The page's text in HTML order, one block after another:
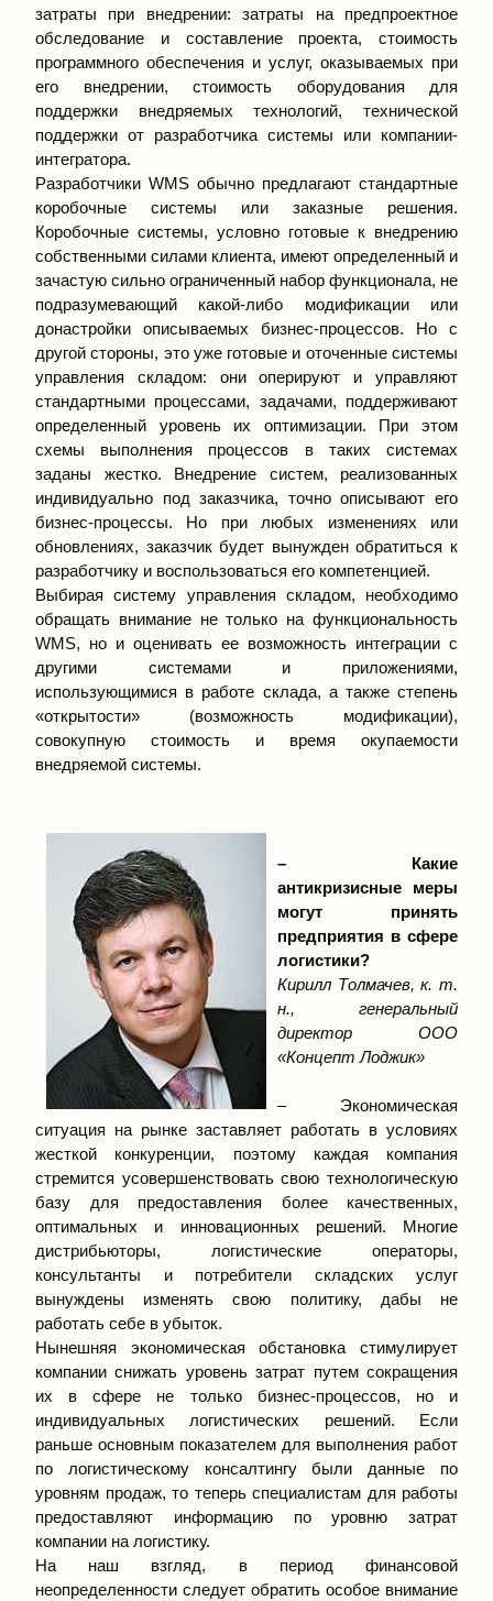
затраты при внедрении: затраты на предпроектное
обследование и составление проекта, стоимость
программного обеспечения и услуг, оказываемых при
его внедрении, стоимость оборудования для
поддержки внедряемых технологий, технической
поддержки от разработчика системы или компании-
интегратора.
Разработчики WMS обычно предлагают стандартные
коробочные системы или заказные решения.
Коробочные системы, условно готовые к внедрению
собственными силами клиента, имеют определенный и
зачастую сильно ограниченный набор функционала, не
подразумевающий какой-либо модификации или
донастройки описываемых бизнес-процессов. Но с
другой стороны, это уже готовые и оточенные системы
управления складом: они оперируют и управляют
стандартными процессами, задачами, поддерживают
определенный уровень их оптимизации. При этом
схемы выполнения процессов в таких системах
заданы жестко. Внедрение систем, реализованных
индивидуально под заказчика, точно описывают его
бизнес-процессы. Но при любых изменениях или
обновлениях, заказчик будет вынужден обратиться к
разработчику и воспользоваться его компетенцией.
Выбирая систему управления складом, необходимо
обращать внимание не только на функциональность
WMS, но и оценивать ее возможность интеграции с
другими системами и приложениями,
использующимися в работе склада, а также степень
«открытости» (возможность модификации),
совокупную стоимость и время окупаемости
внедряемой системы.
– Какие
антикризисные меры
могут принять
предприятия в сфере
логистики?
Кирилл Толмачев, к. т.
н., генеральный
директор ООО
«Концепт Лоджик»
– Экономическая
ситуация на рынке заставляет работать в условиях
жесткой конкуренции, поэтому каждая компания
стремится усовершенствовать свою технологическую
базу для предоставления более качественных,
оптимальных и инновационных решений. Многие
дистрибьюторы, логистические операторы,
консультанты и потребители складских услуг
вынуждены изменять свою политику, дабы не
работать себе в убыток.
Нынешняя экономическая обстановка стимулирует
компании снижать уровень затрат путем сокращения
их в сфере не только бизнес-процессов, но и
индивидуальных логистических решений. Если
раньше основным показателем для выполнения работ
по логистическому консалтингу были данные по
уровням продаж, то теперь специалистам для работы
предоставляют информацию по уровню затрат
компании на логистику.
На наш взгляд, в период финансовой
неопределенности следует обратить особое внимание